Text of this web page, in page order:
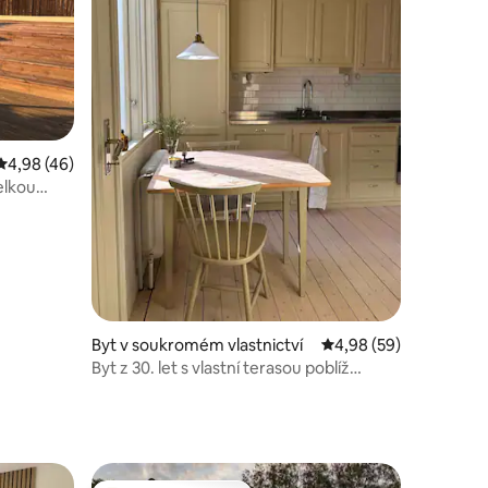
hodnocení 4,98 z 5, 46 hodnocení
4,98 (46)
Byt v soukromém vlastnictví Průměrné hodnocení
4,98 (59)
Byt z 30. let s vlastní terasou poblíž